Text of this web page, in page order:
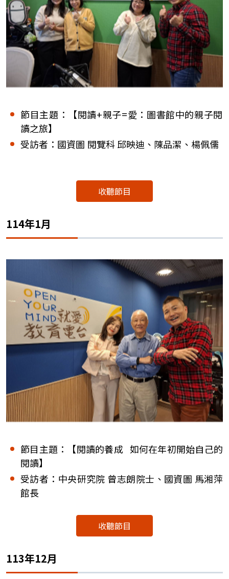
節目主題：【閱讀+親子=愛：圖書館中的親子閱
讀之旅】
受訪者：國資圖 閱覽科 邱映迪、陳品潔、楊佩儒
收聽節目
114年1月
節目主題：【閱讀的養成 如何在年初開始自己的
閱讀】
受訪者：中央研究院 曾志朗院士、國資圖 馬湘萍
館長
收聽節目
113年12月